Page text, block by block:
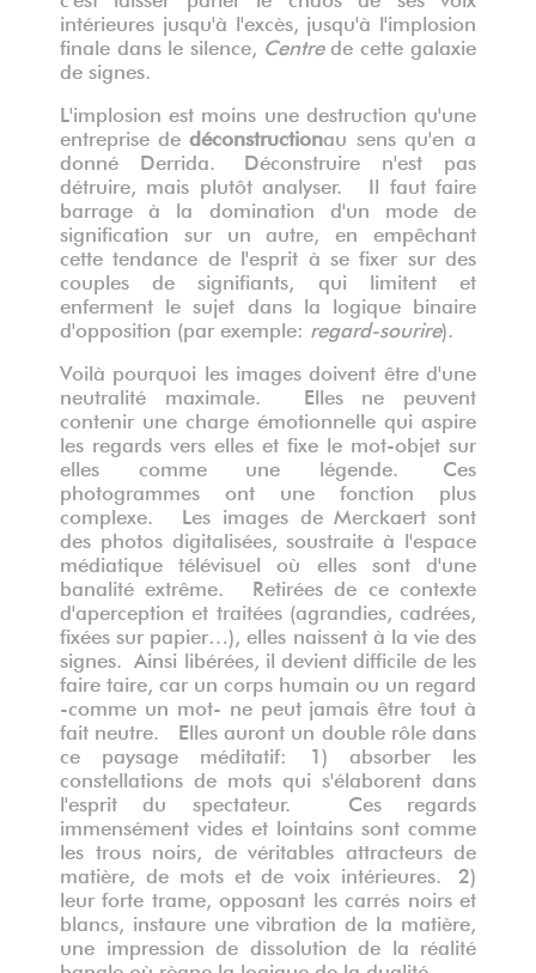
intérieures jusqu'à l'excès, jusqu'à l'implosion
finale dans le silence, Centre de cette galaxie
de signes.
L'implosion est moins une destruction qu'une
entreprise de déconstructionau sens qu'en a
donné Derrida. Déconstruire n'est pas
détruire, mais plutôt analyser. Il faut faire
barrage à la domination d'un mode de
signification sur un autre, en empêchant
cette tendance de l'esprit à se fixer sur des
couples de signifiants, qui limitent et
enferment le sujet dans la logique binaire
d'opposition (par exemple: regard-sourire).
Voilà pourquoi les images doivent être d'une
neutralité maximale. Elles ne peuvent
contenir une charge émotionnelle qui aspire
les regards vers elles et fixe le mot-objet sur
elles comme une légende. Ces
photogrammes ont une fonction plus
complexe. Les images de Merckaert sont
des photos digitalisées, soustraite à l'espace
médiatique télévisuel où elles sont d'une
banalité extrême. Retirées de ce contexte
d'aperception et traitées (agrandies, cadrées,
fixées sur papier…), elles naissent à la vie des
signes. Ainsi libérées, il devient difficile de les
faire taire, car un corps humain ou un regard
-comme un mot- ne peut jamais être tout à
fait neutre. Elles auront un double rôle dans
ce paysage méditatif: 1) absorber les
constellations de mots qui s'élaborent dans
l'esprit du spectateur. Ces regards
immensément vides et lointains sont comme
les trous noirs, de véritables attracteurs de
matière, de mots et de voix intérieures. 2)
leur forte trame, opposant les carrés noirs et
blancs, instaure une vibration de la matière,
une impression de dissolution de la réalité
banale où règne la logique de la dualité.